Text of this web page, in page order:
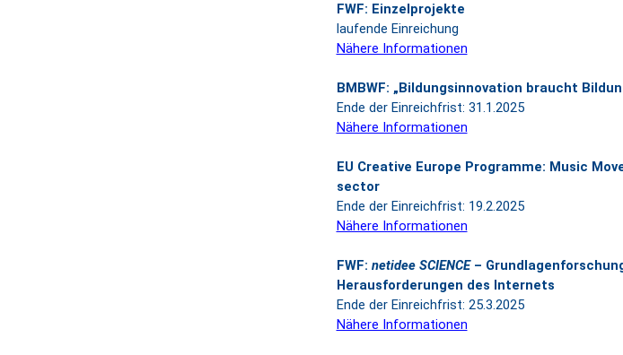
FWF: Einzelprojekte
laufende Einreichung
Nähere Informationen
BMBWF: „Bildungsinnovation braucht
Ende der Einreichfrist: 31.1.2025
Nähere Informationen
EU Creative Europe Programme: Music
sector
Ende der Einreichfrist: 19.2.2025
Nähere Informationen
FWF: netidee SCIENCE–
Herausforderungen des Internets
Ende der Einreichfrist: 25.3.2025
Nähere Informationen